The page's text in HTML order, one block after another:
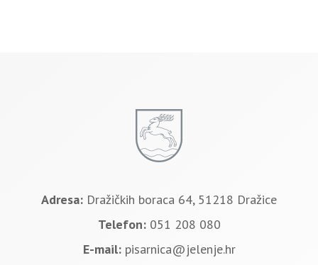
Adresa: Dražičkih boraca 64, 51218 Dražice
Telefon: 051 208 080
E-mail: pisarnica@jelenje.hr